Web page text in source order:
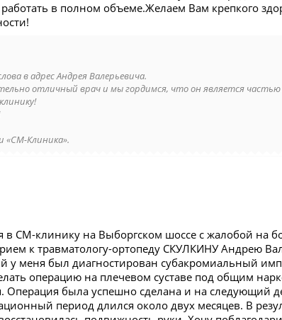
в полном объеме.Желаем Вам крепкого
в адрес Андрея Валерьевича.
отличный врач и мы гордимся, что он является
«СМ-Клиника».
в СМ-клинику на Выборгском шоссе с жалобой на
к травматологу-ортопеду СКУЛКИНУ Андрею
у меня был диагностирован субакромиальный
операцию на плечевом суставе под общим
Операция была успешно сделана и на следующий
период длился около двух месяцев. В